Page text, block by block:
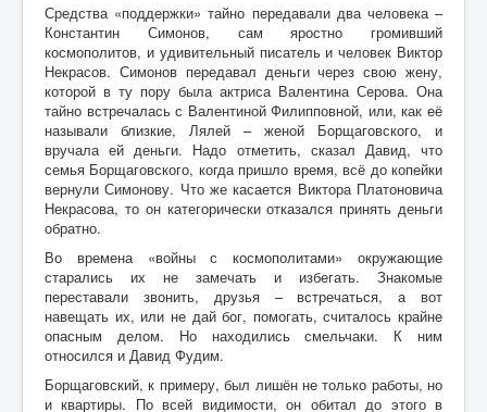
Средства «поддержки» тайно передавали два человека –
Константин Симонов, сам яростно громивший
космополитов, и удивительный писатель и человек Виктор
Некрасов. Симонов передавал деньги через свою жену,
которой в ту пору была актриса Валентина Серова. Она
тайно встречалась с Валентиной Филипповной, или, как её
называли близкие, Лялей – женой Борщаговского, и
вручала ей деньги. Надо отметить, сказал Давид, что
семья Борщаговского, когда пришло время, всё до копейки
вернули Симонову. Что же касается Виктора Платоновича
Некрасова, то он категорически отказался принять деньги
обратно.
Во времена «войны с космополитами» окружающие
старались их не замечать и избегать. Знакомые
переставали звонить, друзья – встречаться, а вот
навещать их, или не дай бог, помогать, считалось крайне
опасным делом. Но находились смельчаки. К ним
относился и Давид Фудим.
Борщаговский, к примеру, был лишён не только работы, но
и квартиры. По всей видимости, он обитал до этого в